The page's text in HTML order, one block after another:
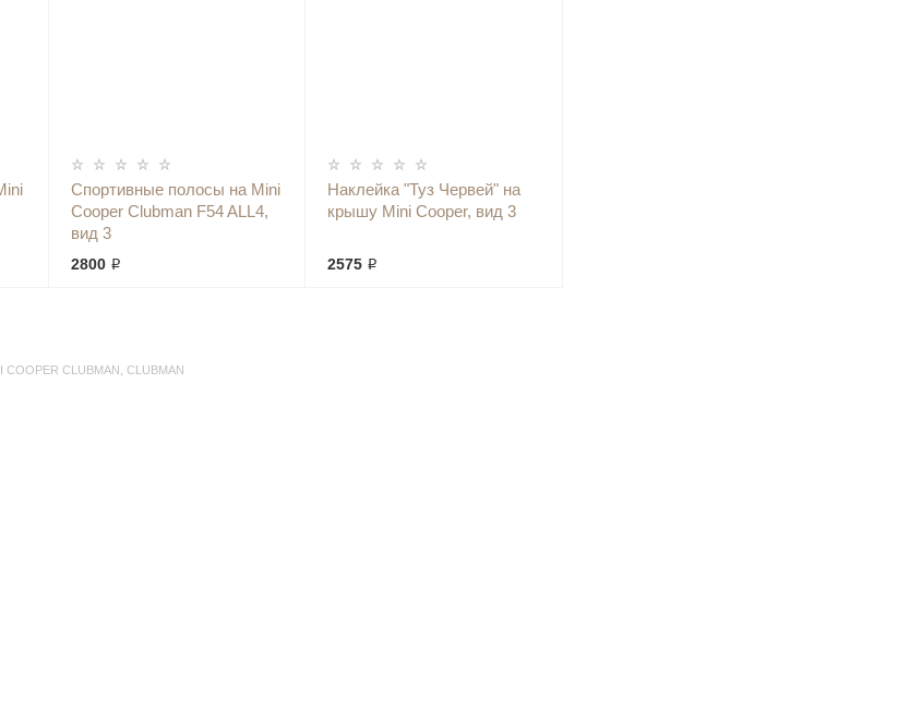
Спортивные полосы на Mini
Cooper Clubman F54 ALL4,
вид 3
2800 ₽
Наклейка "Туз Червей" на
крышу Mini Cooper, вид 3
2575 ₽
COOPER CLUBMAN ,CLUBMAN